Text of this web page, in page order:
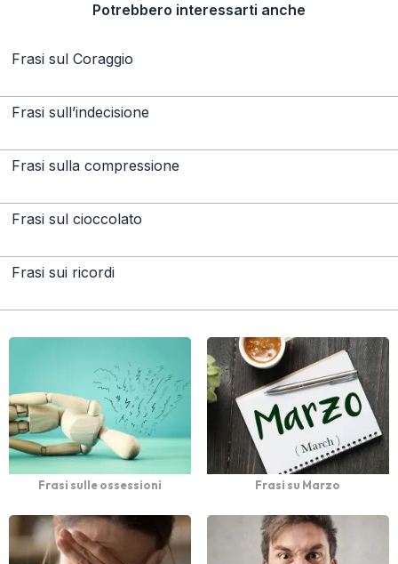
Potrebbero interessarti anche
Frasi sul Coraggio
Frasi sull’indecisione
Frasi sulla compressione
Frasi sul cioccolato
Frasi sui ricordi
Frasi sulle ossessioni Frasi su Marzo